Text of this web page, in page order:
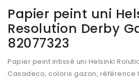
Papier peint uni
Resolution Derby
82077323
Papier peint intissé uni Helsinki
Casadeco, coloris gazon, référence